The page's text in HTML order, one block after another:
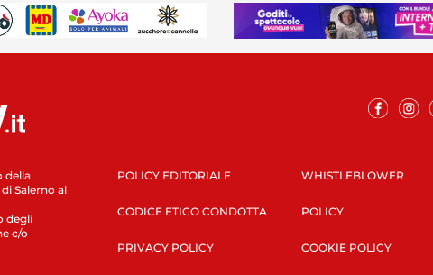
della
Salerno al
degli
c/o
POLICY EDITORIALE
CODICE ETICO CONDOTTA
PRIVACY POLICY
WHISTLEBLOWER
POLICY
COOKIE POLICY